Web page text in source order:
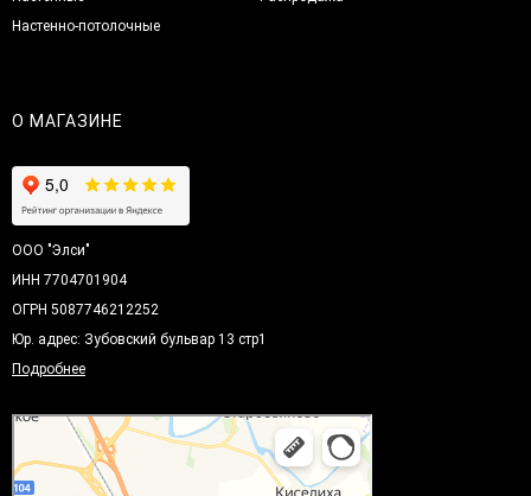
Настенно-потолочные
О МАГАЗИНЕ
ООО "Элси"
ИНН 7704701904
ОГРН 5087746212252
Юр. адрес: Зубовский бульвар 13 стр1
Подробнее